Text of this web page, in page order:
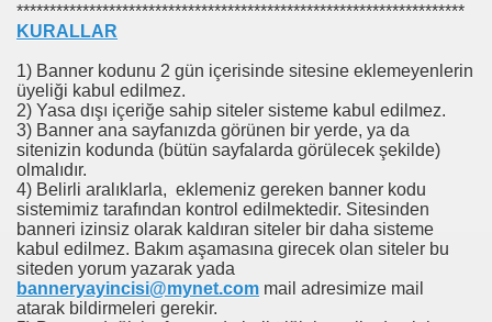
********************************************************************
KURALLAR
1) Banner kodunu 2 gün içerisinde sitesine eklemeyenlerin
üyeliği kabul edilmez.
2) Yasa dışı içeriğe sahip siteler sisteme kabul edilmez.
3) Banner ana sayfanızda görünen bir yerde, ya da
sitenizin kodunda (bütün sayfalarda görülecek şekilde)
olmalıdır.
4) Belirli aralıklarla, eklemeniz gereken banner kodu
sistemimiz tarafından kontrol edilmektedir. Sitesinden
banneri izinsiz olarak kaldıran siteler bir daha sisteme
kabul edilmez. Bakım aşamasına girecek olan siteler bu
siteden yorum yazarak yada
banneryayincisi@mynet.com mail adresimize mail
atarak bildirmeleri gerekir.